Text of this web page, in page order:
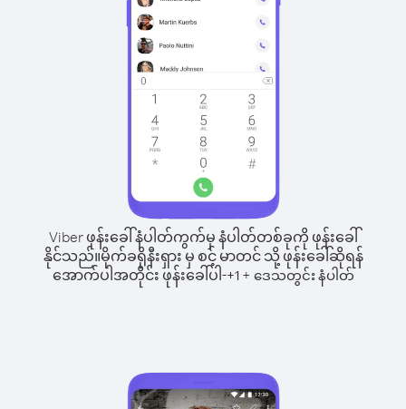
Viber ဖုန်းခေါ်နံပါတ်ကွက်မှ နံပါတ်တစ်ခုကို ဖုန်းခေါ်
နိုင်သည်။မိုက်ခရိုနီးရှား မှ စင့် မာတင် သို့ ဖုန်းခေါ်ဆိုရန်
အောက်ပါအတိုင်း ဖုန်းခေါ်ပါ-+1+ ဒေသတွင်း နံပါတ်